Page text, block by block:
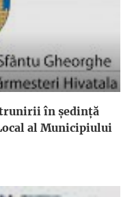
în şedinţă
al Municipiului